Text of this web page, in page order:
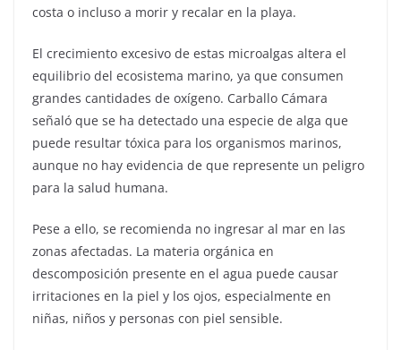
costa o incluso a morir y recalar en la playa.
El crecimiento excesivo de estas microalgas altera el
equilibrio del ecosistema marino, ya que consumen
grandes cantidades de oxígeno. Carballo Cámara
señaló que se ha detectado una especie de alga que
puede resultar tóxica para los organismos marinos,
aunque no hay evidencia de que represente un peligro
para la salud humana.
Pese a ello, se recomienda no ingresar al mar en las
zonas afectadas. La materia orgánica en
descomposición presente en el agua puede causar
irritaciones en la piel y los ojos, especialmente en
niñas, niños y personas con piel sensible.